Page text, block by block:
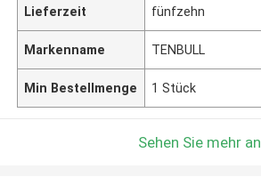
Lieferzeit fünfzehn
Markenname TENBULL
Min Bestellmenge 1 Stück
Sehen Sie mehr an